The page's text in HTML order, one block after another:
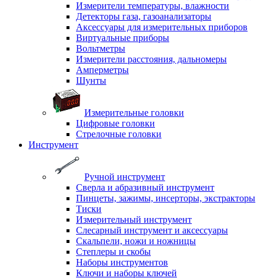
Измерители температуры, влажности
Детекторы газа, газоанализаторы
Аксессуары для измерительных приборов
Виртуальные приборы
Вольтметры
Измерители расстояния, дальномеры
Амперметры
Шунты
Измерительные головки
Цифровые головки
Стрелочные головки
Инструмент
Ручной инструмент
Сверла и абразивный инструмент
Пинцеты, зажимы, инсерторы, экстракторы
Тиски
Измерительный инструмент
Слесарный инструмент и аксессуары
Скальпели, ножи и ножницы
Степлеры и скобы
Наборы инструментов
Ключи и наборы ключей